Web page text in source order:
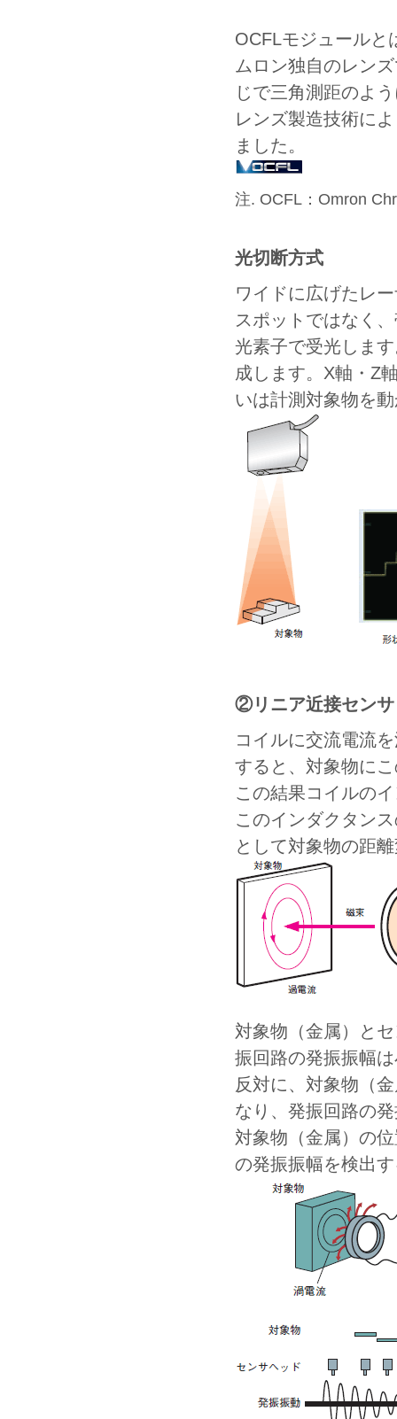
OCFLモジュールと
ムロン独自のレン
じで三角測距のよ
レンズ製造技術に
ました。
注. OCFL：Omron
光切断方式
ワイドに広げたレ
スポットではなく
光素子で受光しま
成します。X軸・Z
いは計測対象物を
②リニア近接センサ
コイルに交流電流
すると、対象物に
この結果コイルの
このインダクタン
として対象物の距
対象物（金属）と
振回路の発振振幅
反対に、対象物（
なり、発振回路の
対象物（金属）の
の発振振幅を検出